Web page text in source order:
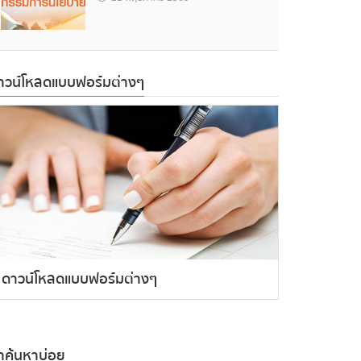
วน์โหลดแบบฟอร์มต่างๆ
ดาวน์โหลดแบบฟอร์มต่างๆ
ค้นหาบ่อย